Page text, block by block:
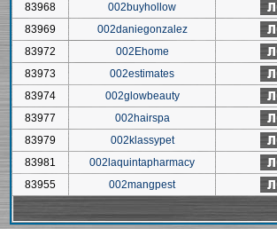
83968
002buyhollow
83969
002daniegonzalez
83972
002Ehome
83973
002estimates
83974
002glowbeauty
83977
002hairspa
83979
002klassypet
83981
002laquintapharmacy
83955
002mangpest